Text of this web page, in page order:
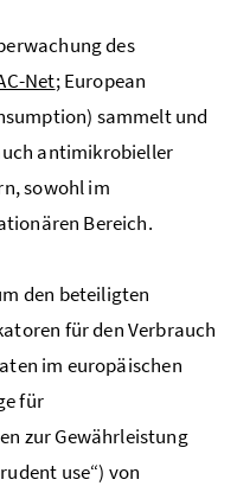
des
Net;European
) sammelt und
antimikrobieller
sowohl im
Bereich.
den beteiligten
für den Verbrauch
im europäischen
für
zur Gewährleistung
use“) von